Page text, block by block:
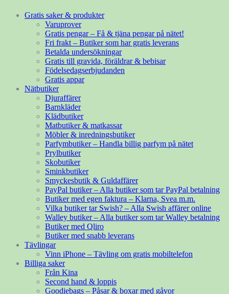
Gratis saker & produkter
Varuprover
Gratis pengar – Få & tjäna pengar på nätet!
Fri frakt – Butiker som har gratis leverans
Betalda undersökningar
Gratis till gravida, föräldrar & bebisar
Födelsedagserbjudanden
Gratis appar
Nätbutiker
Djuraffärer
Barnkläder
Klädbutiker
Matbutiker & matkassar
Möbler & inredningsbutiker
Parfymbutiker – Handla billig parfym på nätet
Prylbutiker
Skobutiker
Sminkbutiker
Smyckesbutik & Guldaffärer
PayPal butiker – Alla butiker som tar PayPal betalning
Butiker med egen faktura – Klarna, Svea m.m.
Vilka butiker tar Swish? – Alla Swish affärer online
Walley butiker – Alla butiker som tar Walley betalning
Butiker med Qliro
Butiker med snabb leverans
Tävlingar
Vinn iPhone – Tävling om gratis mobiltelefon
Billiga saker
Från Kina
Second hand & loppis
Goodiebags – Påsar & boxar med gåvor